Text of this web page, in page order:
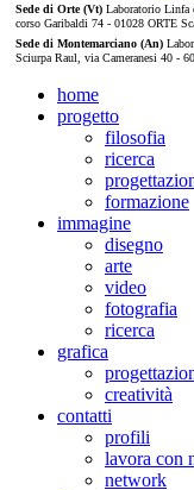
Sede di Orte (Vt) Laboratorio Linfa
corso Garibaldi 74 - 01028 ORTE
Sede di Montemarciano (An)
Sciurpa Raul, via Cameranesi 40 -
home
progetto
filosofia
ricerca
formazione
immagine
disegno
arte
video
fotografia
ricerca
grafica
creatività
contatti
profili
lavora con
network